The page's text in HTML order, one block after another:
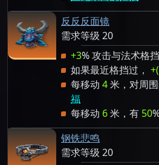
反反反面镜
需求等级 20
+3% 攻击与法术格
如果最近格挡过，
每移动 4米，对周
福
每移动 6米，有 50
钢铁悲鸣
需求等级 20